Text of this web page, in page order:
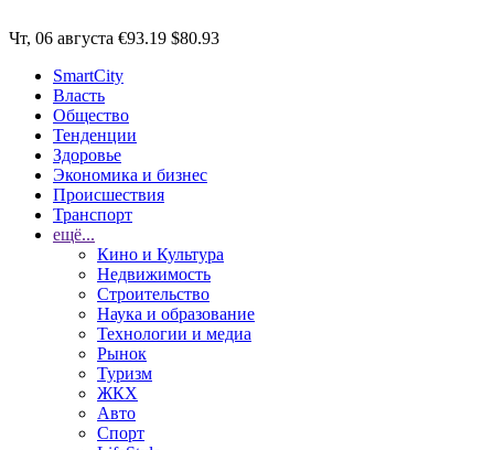
Чт, 06 августа €93.19 $80.93
SmartCity
Власть
Общество
Тенденции
Здоровье
Экономика и бизнес
Происшествия
Транспорт
ещё...
Кино и Культура
Недвижимость
Строительство
Наука и образование
Технологии и медиа
Рынок
Туризм
ЖКХ
Авто
Спорт